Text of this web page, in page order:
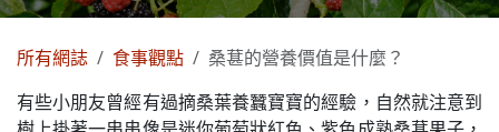
所有網誌 食事觀點
桑葚的營養價值是什麼？
有些小朋友曾經有過摘桑葉養蠶寶寶的經驗，自然就注意到